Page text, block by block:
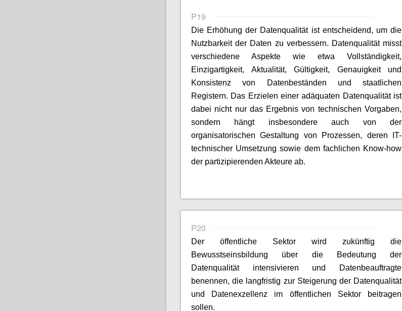
P19
Die Erhöhung der Datenqualität ist entscheidend, um die
Nutzbarkeit der Daten zu verbessern. Datenqualität misst
verschiedene Aspekte wie etwa Vollständigkeit,
Einzigartigkeit, Aktualität, Gültigkeit, Genauigkeit und
Konsistenz von Datenbeständen und staatlichen
Registern. Das Erzielen einer adäquaten Datenqualität ist
dabei nicht nur das Ergebnis von technischen Vorgaben,
sondern hängt insbesondere auch von der
organisatorischen Gestaltung von Prozessen, deren IT-
technischer Umsetzung sowie dem fachlichen Know-how
der partizipierenden Akteure ab.
P20
Der öffentliche Sektor wird zukünftig die
Bewusstseinsbildung über die Bedeutung der
Datenqualität intensivieren und Datenbeauftragte
benennen, die langfristig zur Steigerung der Datenqualität
und Datenexzellenz im öffentlichen Sektor beitragen
sollen.